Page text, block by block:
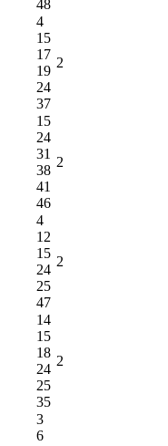
48
4
15
17
19
24
37
2
15
24
31
38
41
46
2
4
12
15
24
25
47
2
14
15
18
24
25
35
2
3
6